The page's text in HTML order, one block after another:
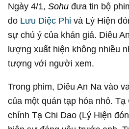
Ngày 4/1,Sohu đưa tin bộ
do Lưu Diệc Phi và Lý Hiện
sự chú ý của khán giả. Diêu
lượng xuất hiện không nhiều
tượng với người xem.
Trong phim, Diêu An Na vào
của một quán tạp hóa nhỏ. Tạ
chính Tạ Chi Dao (Lý Hiện